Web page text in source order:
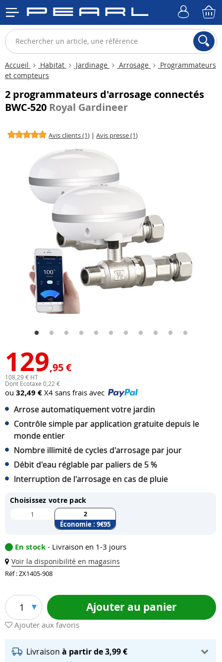
Accueil Habitat Jardinage Arrosage
Programmateurs
et compteurs
2 programmateurs d'arrosage connectés
BWC-520 Royal Gardineer
Avis clients (1) |Avis presse (1)
129,95 €
108,29 € HT
Dont Ecotaxe 0,22 €
ou 32,49 € X4 sans frais avec
Arrose automatiquement votre jardin
Contrôle simple par application gratuite depuis le
monde entier
Nombre illimité de cycles d'arrosage par jour
Débit d'eau réglable par paliers de 5 %
Interruption de l'arrosage en cas de pluie
Choisissez votre pack
1 2
Économie : 9€95
En stock - Livraison en 1-3 jours
Voir la disponibilité en magasins
Réf : ZX1405-908
1 Ajouter au panier
Ajouter aux favoris
Livraison à partir de 3,99 €